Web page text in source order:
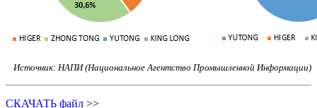
Источник: НАПИ (Национальное Агентство Промышленной Информации)
СКАЧАТЬ файл >>